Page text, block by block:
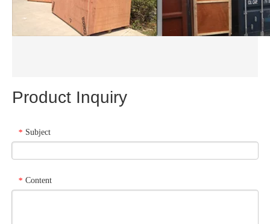
Product Inquiry
* Subject
* Content